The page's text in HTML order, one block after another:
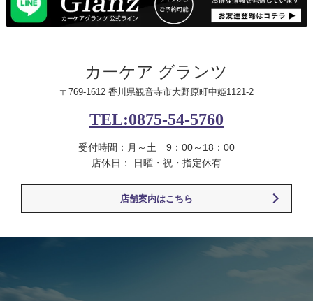
カーケア グランツ
〒769-1612 香川県観音寺市大野原町中姫1121-2
TEL:0875-54-5760
受付時間：月～土 9：00～18：00
店休日： 日曜・祝・指定休有
店舗案内はこちら